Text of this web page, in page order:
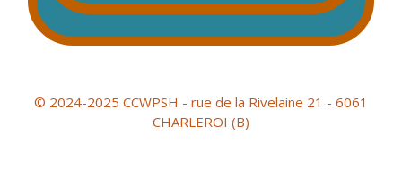
© 2024-2025 CCWPSH - rue de la Rivelaine 21 - 6061
CHARLEROI (B)